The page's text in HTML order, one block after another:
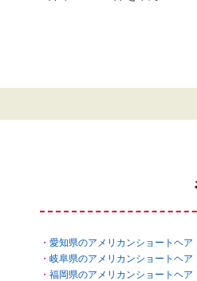
愛知県のアメリカンショートヘア
岐阜県のアメリカンショートヘア
福岡県のアメリカンショートヘア